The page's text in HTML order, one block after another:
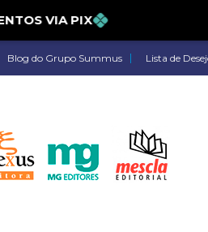
VIA PIX
Blog do Grupo Summus Lista de